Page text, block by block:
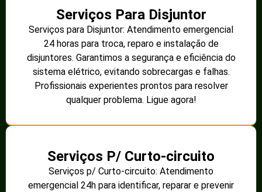
Serviços Para Disjuntor
Serviços para Disjuntor: Atendimento emergencial
24 horas para troca, reparo e instalação de
disjuntores. Garantimos a segurança e eficiência do
sistema elétrico, evitando sobrecargas e falhas.
Profissionais experientes prontos para resolver
qualquer problema. Ligue agora!
Serviços P/ Curto-circuito
Serviços p/ Curto-circuito: Atendimento
emergencial 24h para identificar, reparar e prevenir